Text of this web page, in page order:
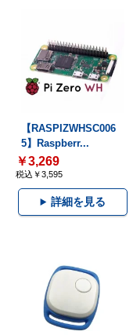
【RASPIZWHSC006
5】Raspberr...
￥3,269
税込￥3,595
詳細を見る